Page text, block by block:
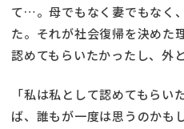
て…。母でもなく妻でもなく
た。それが社会復帰を決めた
認めてもらいたかったし、外
「私は私として認めてもらい
ば、誰もが一度は思うのかも